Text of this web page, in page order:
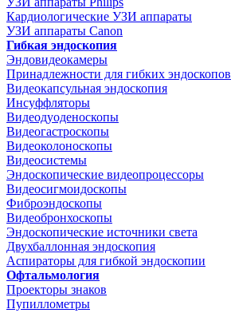
Кардиологические УЗИ аппараты
УЗИ аппараты Canon
Гибкая эндоскопия
Эндовидеокамеры
Принадлежности для гибких эндоскопов
Видеокапсульная эндоскопия
Инсуффляторы
Видеодуоденоскопы
Видеогастроскопы
Видеоколоноскопы
Видеосистемы
Эндоскопические видеопроцессоры
Видеосигмоидоскопы
Фиброэндоскопы
Видеобронхоскопы
Эндоскопические источники света
Двухбаллонная эндоскопия
Аспираторы для гибкой эндоскопии
Офтальмология
Проекторы знаков
Пупиллометры